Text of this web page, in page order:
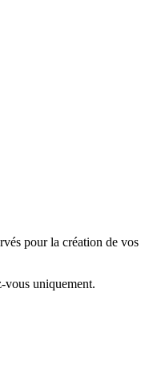
pour la création de vos
vous uniquement.